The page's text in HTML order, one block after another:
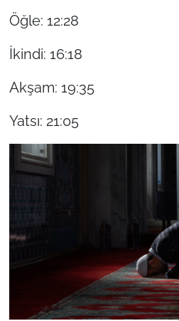
Öğle: 12:28
İkindi: 16:18
Akşam: 19:35
Yatsı: 21:05